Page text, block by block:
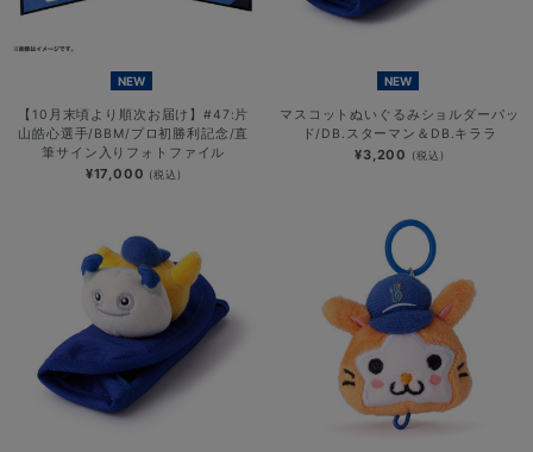
NEW
【10月末頃より順次お届け】#47:片
山皓心選手/BBM/プロ初勝利記念/直
筆サイン入りフォトファイル
¥17,000 (税込)
NEW
マスコットぬいぐるみショルダーパッ
ド/DB.スターマン＆DB.キララ
¥3,200 (税込)